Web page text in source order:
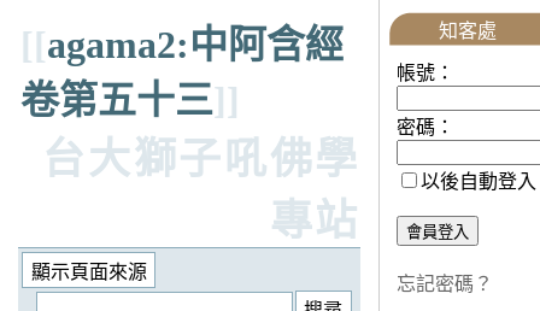
[[agama2:中阿含經
卷第五十三]]
台大獅子吼佛學
專站
知客處
帳號：
密碼：
以後自動登入
忘記密碼？